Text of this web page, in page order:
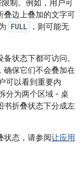
制。例如，用户可
叠边上叠加的文字可
FULL
，则可能无
状态下都可访问。
确保它们不会叠加在
可以看到重要内
分为两个区域 - 桌
书折叠状态下分成左
状态，请参阅让应用